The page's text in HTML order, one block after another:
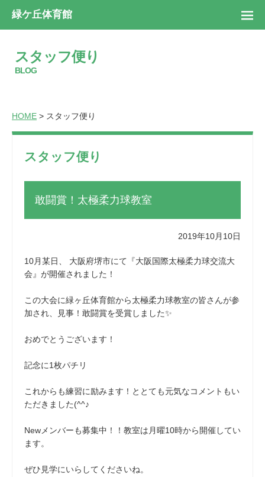
緑ケ丘体育館
スタッフ便り
BLOG
HOME > スタッフ便り
スタッフ便り
敢闘賞！太極柔力球教室
2019年10月10日
10月某日、 大阪府堺市にて『大阪国際太極柔力球交流大
会』が開催されました！
この大会に緑ヶ丘体育館から太極柔力球教室の皆さんが参
加され、見事！敢闘賞を受賞しました✨
おめでとうございます！
記念に1枚パチリ
これからも練習に励みます！ととても元気なコメントもい
ただきました(^^♪
Newメンバーも募集中！！教室は月曜10時から開催してい
ます。
ぜひ見学にいらしてくださいね。